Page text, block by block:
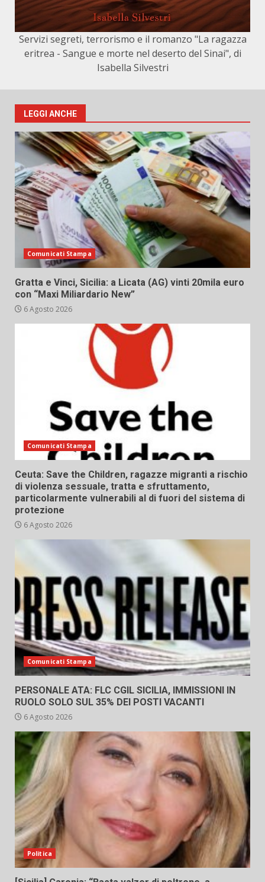
Servizi segreti, terrorismo e il romanzo "La ragazza
eritrea - Sangue e morte nel deserto del Sinai", di
Isabella Silvestri
LEGGI ANCHE
Comunicati Stampa
Gratta e Vinci, Sicilia: a Licata (AG) vinti 20mila euro
con “Maxi Miliardario New”
6 Agosto 2026
Comunicati Stampa
Ceuta: Save the Children, ragazze migranti a rischio
di violenza sessuale, tratta e sfruttamento,
particolarmente vulnerabili al di fuori del sistema di
protezione
6 Agosto 2026
Comunicati Stampa
PERSONALE ATA: FLC CGIL SICILIA, IMMISSIONI IN
RUOLO SOLO SUL 35% DEI POSTI VACANTI
6 Agosto 2026
Politica